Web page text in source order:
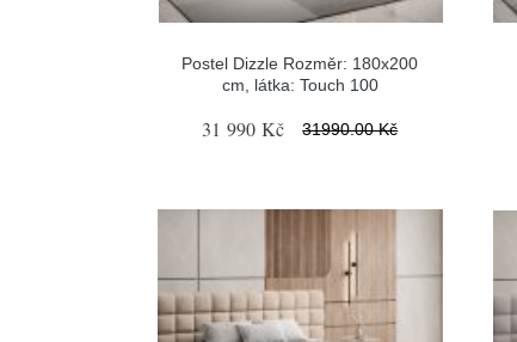
Postel Dizzle Rozměr: 180x200
cm, látka: Touch 100
31 990 Kč 31990.00 Kč